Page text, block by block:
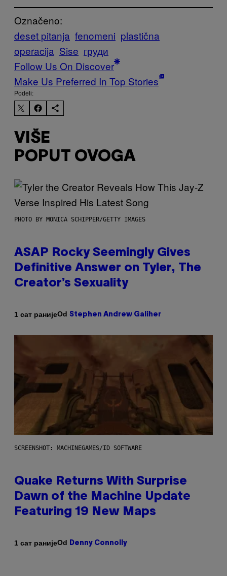
Označeno:
deset pitanja fenomeni plastična
operacija Sise груди
Follow Us On Discover
Make Us Preferred In Top Stories
Podeli:
VIŠE
POPUT OVOGA
PHOTO BY MONICA SCHIPPER/GETTY IMAGES
ASAP Rocky Seemingly Gives
Definitive Answer on Tyler, The
Creator’s Sexuality
1 сат ранијеOd Stephen Andrew Galiher
SCREENSHOT: MACHINEGAMES/ID SOFTWARE
Quake Returns With Surprise
Dawn of the Machine Update
Featuring 19 New Maps
1 сат ранијеOd Denny Connolly